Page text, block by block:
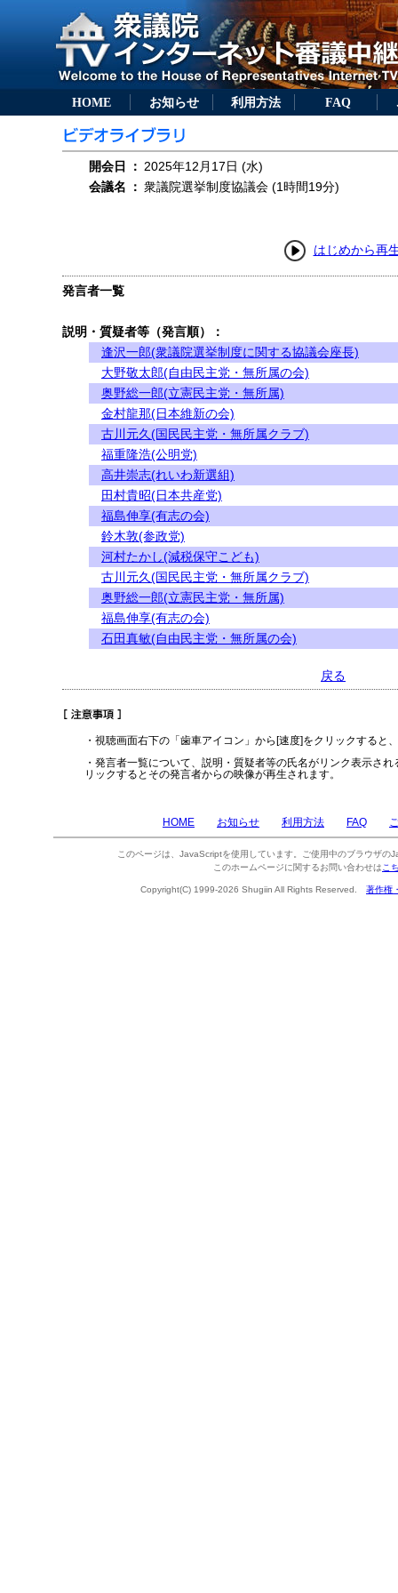
HOME お知らせ 利用方法 FAQ
開会日 ： 2025年12月17日 (水)
会議名
： 衆議院選挙制度協議会 (1時間19分)
はじめから再
発言者一覧
説明・質疑者等（発言順）：
逢沢一郎(衆議院選挙制度に関する協議会座長)
大野敬太郎(自由民主党・無所属の会)
奥野総一郎(立憲民主党・無所属)
金村龍那(日本維新の会)
古川元久(国民民主党・無所属クラブ)
福重隆浩(公明党)
高井崇志(れいわ新選組)
田村貴昭(日本共産党)
福島伸享(有志の会)
鈴木敦(参政党)
河村たかし(減税保守こども)
古川元久(国民民主党・無所属クラブ)
奥野総一郎(立憲民主党・無所属)
福島伸享(有志の会)
石田真敏(自由民主党・無所属の会)
戻る
・視聴画面右下の「歯車アイコン」から[速度]をクリックすると
・発言者一覧について、説明・質疑者等の氏名がリンク表示さ
リックするとその発言者からの映像が再生されます。
HOME お知らせ 利用方法 FAQ
このページは、JavaScriptを使用しています。ご使用中のブラウザの
このホームページに関するお問い合わせは こ
Copyright(C) 1999-2026 Shugiin All Rights Reserved. 著作権